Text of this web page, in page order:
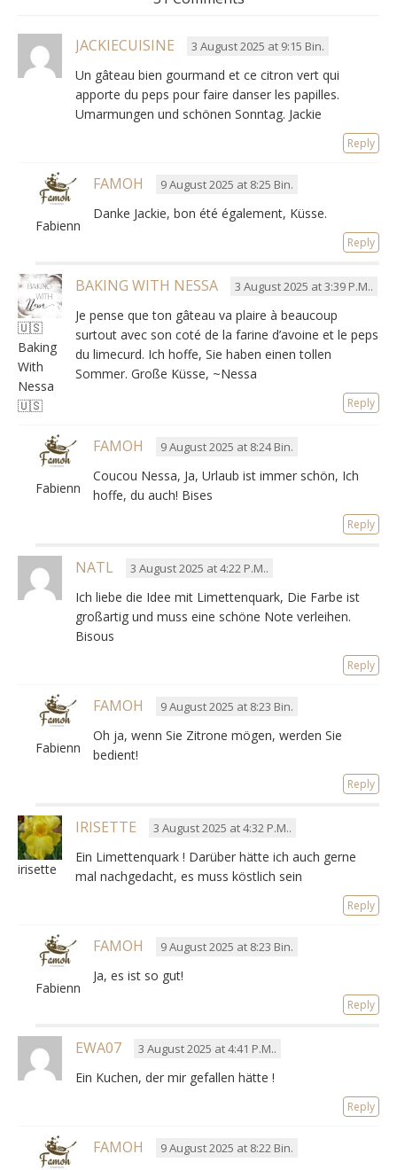
JACKIECUISINE 3 August 2025 at 9:15 Bin.
Un gâteau bien gourmand et ce citron vert qui
apporte du peps pour faire danser les papilles.
Umarmungen und schönen Sonntag. Jackie
Reply
Fabienne
FAMOH 9 August 2025 at 8:25 Bin.
Danke Jackie, bon été également, Küsse.
Reply
🇺🇸
Baking
With
Nessa
🇺🇸
BAKING WITH NESSA 3 August 2025 at 3:39 P.M..
Je pense que ton gâteau va plaire à beaucoup
surtout avec son coté de la farine d’avoine et le peps
du limecurd. Ich hoffe, Sie haben einen tollen
Sommer. Große Küsse, ~Nessa
Reply
Fabienne
FAMOH 9 August 2025 at 8:24 Bin.
Coucou Nessa, Ja, Urlaub ist immer schön, Ich
hoffe, du auch! Bises
Reply
NATL 3 August 2025 at 4:22 P.M..
Ich liebe die Idee mit Limettenquark, Die Farbe ist
großartig und muss eine schöne Note verleihen.
Bisous
Reply
Fabienne
FAMOH 9 August 2025 at 8:23 Bin.
Oh ja, wenn Sie Zitrone mögen, werden Sie
bedient!
Reply
irisette
IRISETTE 3 August 2025 at 4:32 P.M..
Ein Limettenquark ! Darüber hätte ich auch gerne
mal nachgedacht, es muss köstlich sein
Reply
Fabienne
FAMOH 9 August 2025 at 8:23 Bin.
Ja, es ist so gut!
Reply
EWA07 3 August 2025 at 4:41 P.M..
Ein Kuchen, der mir gefallen hätte !
Reply
FAMOH 9 August 2025 at 8:22 Bin.